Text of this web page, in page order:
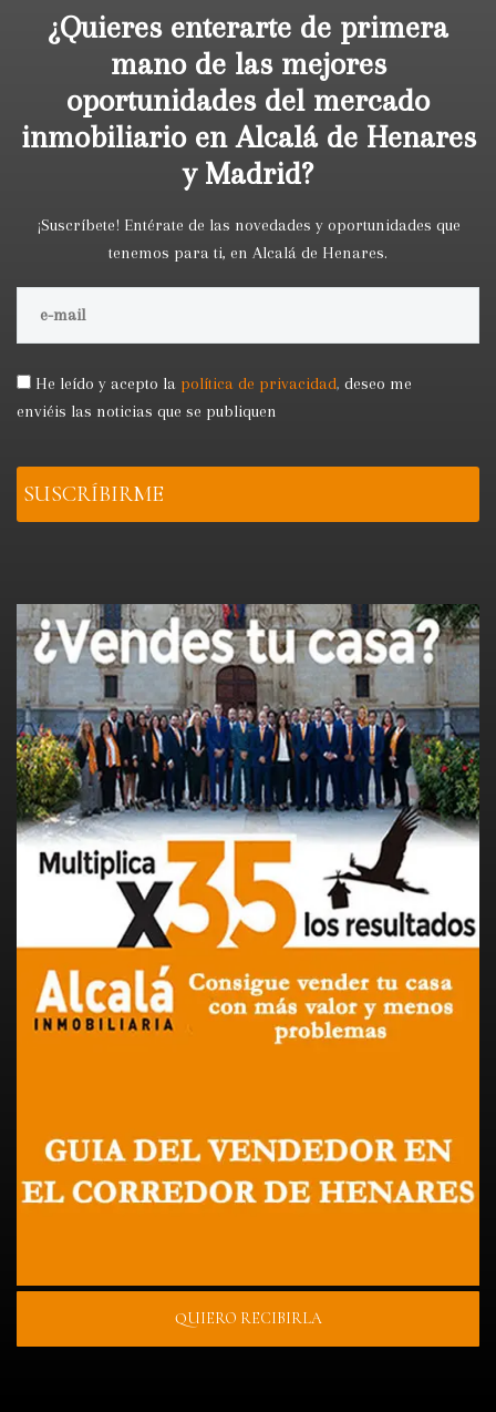
¿Quieres enterarte de primera
mano de las mejores
oportunidades del mercado
inmobiliario en Alcalá de Henares
y Madrid?
¡Suscríbete! Entérate de las novedades y oportunidades que
tenemos para ti, en Alcalá de Henares.
He leído y acepto la política de privacidad, deseo me
enviéis las noticias que se publiquen
QUIERO RECIBIRLA